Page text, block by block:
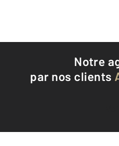
Notre
par nos clients